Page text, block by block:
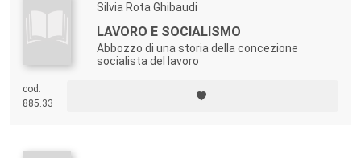
Silvia Rota Ghibaudi
LAVORO E SOCIALISMO
Abbozzo di una storia della concezione
socialista del lavoro
cod.
885.33